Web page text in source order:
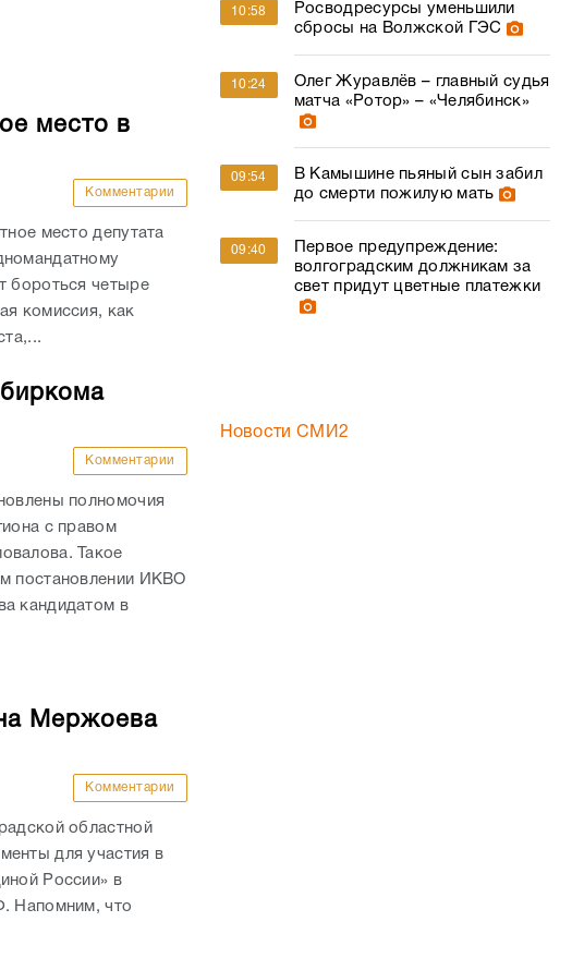
место в
Комментарии
место депутата
бороться четыре
комиссия, как
Комментарии
полномочия
с правом
Такое
постановлении ИКВО
кандидатом в
Мержоева
Комментарии
областной
для участия в
России» в
Напомним, что
10:58
Росводресурсы уменьшили
сбросы на Волжской ГЭС
10:24
Олег Журавлёв – главный судья
матча «Ротор» – «Челябинск»
09:54
В Камышине пьяный сын забил
до смерти пожилую мать
09:40
Первое предупреждение:
волгоградским должникам за
свет придут цветные платежки
Новости СМИ2